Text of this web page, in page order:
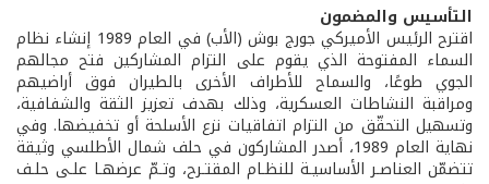
التأسيس والمضمون
اقترح الرئيس الأميركي جورج بوش (الأب) في العام 1989 إنشاء نظام
السماء المفتوحة الذي يقوم على التزام المشاركين فتح مجالهم
الجوي طوعًا، والسماح للأطراف الأخرى بالطيران فوق أراضيهم
ومراقبة النشاطات العسكرية، وذلك بهدف تعزيز الثقة والشفافية،
وتسهيل التحقّق من التزام اتفاقيات نزع الأسلحة أو تخفيضها. وفي
نهاية العام 1989، أصدر المشاركون في حلف شمال الأطلسي وثيقة
تتضمّن العناصـر الأساسيـة للنظـام المقتـرح، وتـمّ عرضهـا علـى حلـف